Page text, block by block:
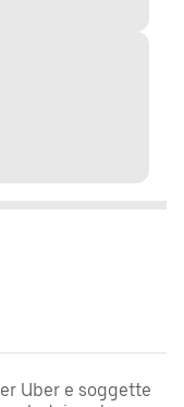
Uber e soggette